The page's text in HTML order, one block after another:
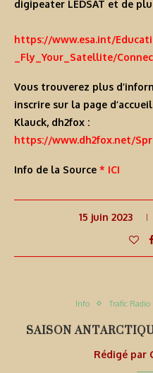
digipeater LEDSAT et de
https://www.esa.int/
_Fly_Your_Satellite/
Vous trouverez plus
inscrire sur la page
Klauck, dh2fox :
https://www.dh2fox.net/
Info de la Source * ICI
15 juin 2023
Info Trafic Radio
SAISON
Rédigé par